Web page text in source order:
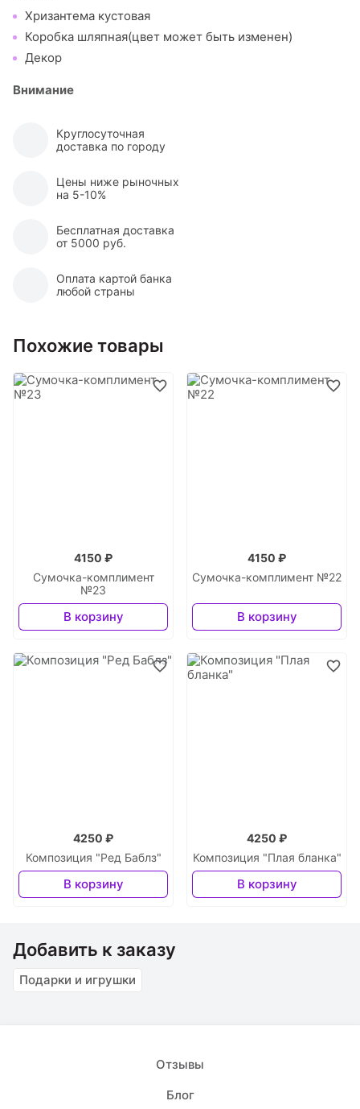
Хризантема кустовая
Коробка шляпная(цвет может быть изменен)
Декор
Внимание
Круглосуточная
доставка по городу
Цены ниже рыночных
на 5-10%
Бесплатная доставка
от 5000 руб.
Оплата картой банка
любой страны
Похожие товары
Сумочка-комплимент
№23
4150 ₽
В корзину
Сумочка-комплимент №22
4150 ₽
В корзину
Композиция "Ред Баблз"
4250 ₽
В корзину
Композиция "Плая бланка"
4250 ₽
В корзину
Добавить к заказу
Подарки и игрушки
Отзывы
Блог